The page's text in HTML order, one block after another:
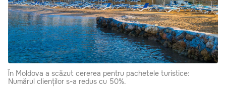
În Moldova a scăzut cererea pentru pachetele turistice:
Numărul clienților s-a redus cu 50%.